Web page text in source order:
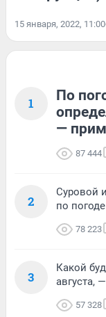
15 января, 2022, 11:00
1
По
—
87 444
2
Суровой
по
78 223
3
Какой
августа,
57 328